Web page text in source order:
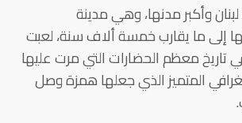
وأكبر مدنها، وهي مدينة
إلى ما يقارب خمسة ألاف سنة، لعبت
تاريخ معظم الحضارات التي مرت عليها
المتميز الذي جعلها همزة وصل